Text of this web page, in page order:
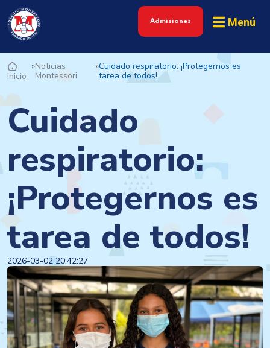
Admisiones Menú
Inicio
»Noticias
Montessori
»Cuidado respiratorio: ¡Protegernos es
tarea de todos!
Cuidado
respiratorio:
¡Protegernos es
tarea de todos!
2026-03-02 20:42:27